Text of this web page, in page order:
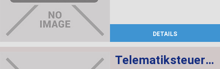
DETAILS
Telematiksteuergerät